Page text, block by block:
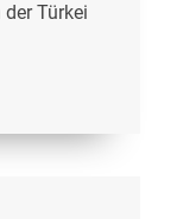
Türkei